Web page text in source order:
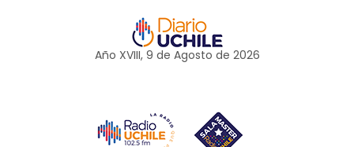
Año XVIII, 9 de Agosto de 2026